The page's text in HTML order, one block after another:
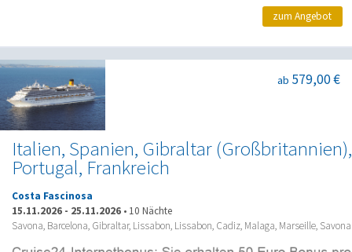
zum Angebot
Italien, Spanien, Gibraltar (Großbritannien),
Portugal, Frankreich
ab 579,00 €
Costa Fascinosa
15.11.2026 - 25.11.2026 • 10 Nächte
Savona, Barcelona, Gibraltar, Lissabon, Lissabon, Cadiz, Malaga, Marseille, Savona